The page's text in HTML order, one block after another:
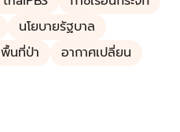
นโยบายรัฐบาล
พื้นที่ป่า
อากาศเปลี่ยน